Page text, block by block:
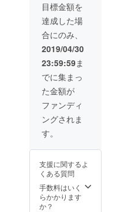
ざして
見るこ
とがで
き、各
作家さ
んの活
動や作
品紹
介、作
品の販
売促進
に繋げ
ること
ぜひ皆
品の発
表の場
として
ご活用
くださ
目標金額を
達成した場
合にのみ、
2019/04/30
23:59:59ま
でに集まっ
た金額が
ファンディ
ングされま
す。
支援に関するよ
くある質問
手数料はいく
らかかります
か？